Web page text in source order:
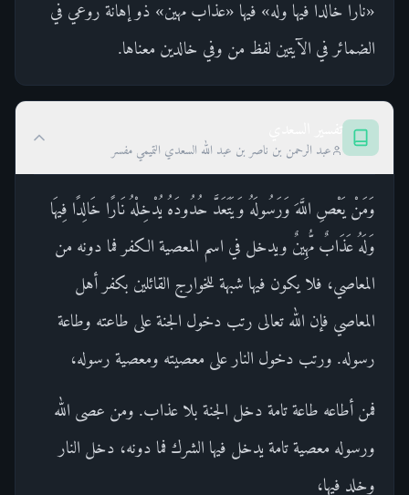
«نارا خالدا فيها وله» فيها «عذاب مهين» ذو إهانة روعي في
الضمائر في الآيتين لفظ من وفي خالدين معناها.
عبد الرحمن بن ناصر بن عبد الله السعدي التميمي مفسر
وَمَنْ يَعْصِ اللَّهَ وَرَسُولَهُ وَيَتَعَدَّ حُدُودَهُ يُدْخِلْهُ نَارًا خَالِدًا فِيهَا
وَلَهُ عَذَابٌ مُّهِينٌ ويدخل في اسم المعصية الكفر فما دونه من
المعاصي، فلا يكون فيها شبهة للخوارج القائلين بكفر أهل
المعاصي فإن الله تعالى رتب دخول الجنة على طاعته وطاعة
رسوله. ورتب دخول النار على معصيته ومعصية رسوله،
فمن أطاعه طاعة تامة دخل الجنة بلا عذاب. ومن عصى الله
ورسوله معصية تامة يدخل فيها الشرك فما دونه، دخل النار
وخلد فيها،